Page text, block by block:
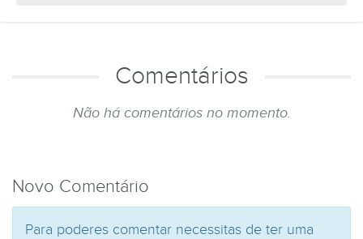
Comentários
Não há comentários no momento.
Novo Comentário
Para poderes comentar necessitas de ter uma